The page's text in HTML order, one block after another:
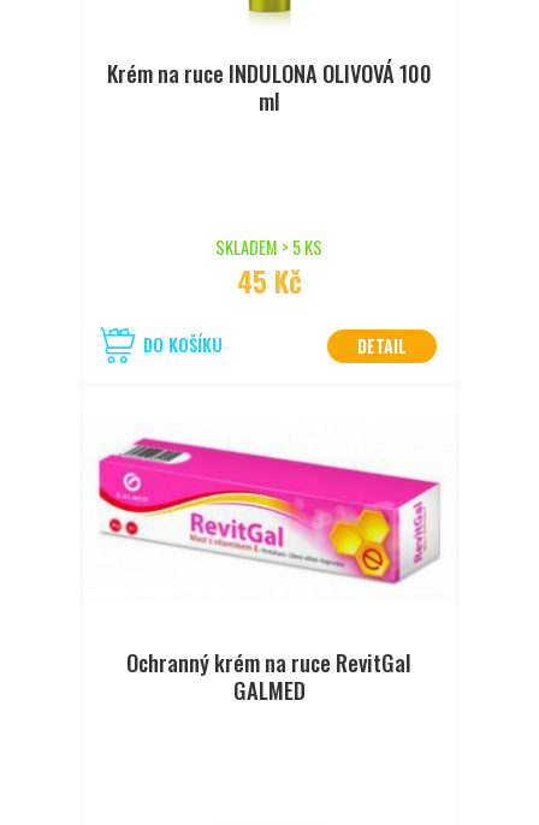
Krém na ruce INDULONA OLIVOVÁ 100
ml
SKLADEM > 5 KS
45 Kč
DETAIL
DO KOŠÍKU
Ochranný krém na ruce RevitGal
GALMED